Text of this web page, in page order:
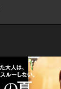
グルメ情報・プレ